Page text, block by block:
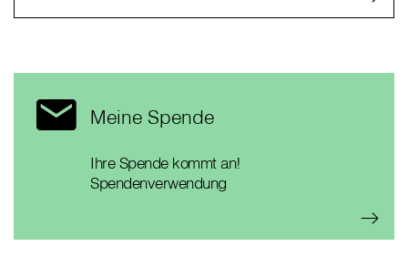
Meine Spende
Ihre Spende kommt an!
Spendenverwendung